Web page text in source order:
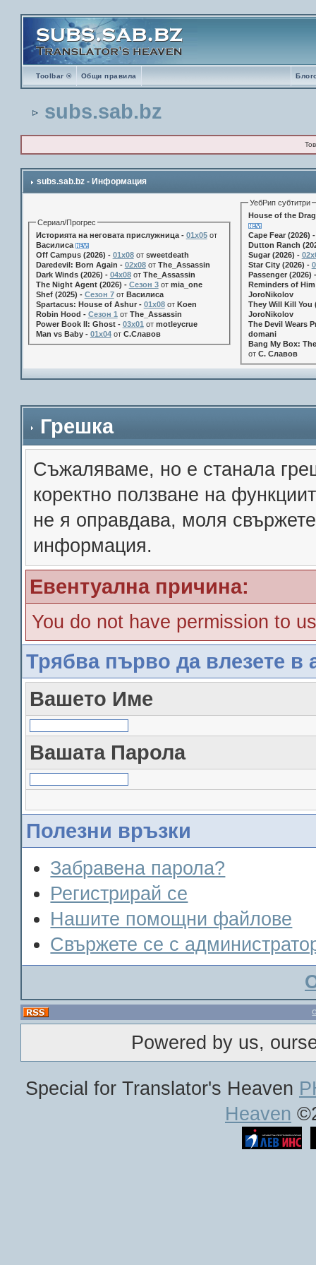
Toolbar ® Общи правила
subs.sab.bz
subs.sab.bz - Информация
Сериал/Прогрес
Историята на неговата прислужница - 01х05от
Василиса
Off Campus (2026) - 01x08от sweetdeath
Daredevil: Born Again - 02x08от The_Assassin
Dark Winds (2026) - 04x08от The_Assassin
The Night Agent (2026) - Сезон 3от mia_one
Shef (2025) - Сезон 7от Василиса
Spartacus: House of Ashur - 01x08от Koen
Robin Hood - Сезон 1 от The_Assassin
Power Book II: Ghost - 03x01 от motleycrue
Man vs Baby - 01x04от С.Славов
УебРип субтитри
House of the
Cape Fear (2026)
Dutton Ranch
Sugar (2026) -
Star City (2026) -
Passenger (2026)
Reminders of
JoroNikolov
They Will Kill You
JoroNikolov
The Devil Wears
domani
Bang My Box:
от С. Славов
Грешка
Съжалявамe, но е станала
коректно ползване на
не я оправдава, моля
информация.
Евентуална причина:
You do not have permission to
Трябва първо да влезете в
Вашето Име
Вашата Парола
Полезни връзки
Забравена парола?
Регистрирай се
Нашите помощни файлове
Свържете се с
Powered by us,
Special for Translator's Heaven
Heaven